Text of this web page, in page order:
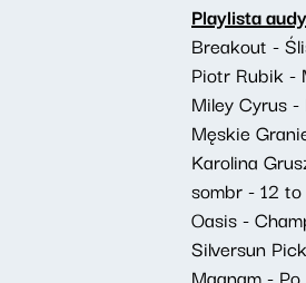
Playlista
Breakout -
Piotr Rubik -
Miley Cyrus -
Męskie
Karolina
sombr - 12 to
Oasis -
Silversun
Maanam -